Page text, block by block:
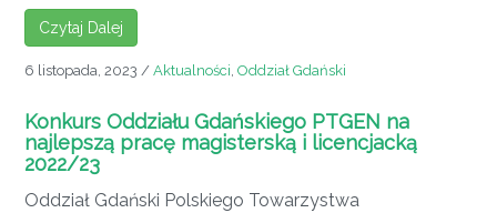
Czytaj Dalej
6 listopada, 2023 / Aktualności, Oddział Gdański
Konkurs Oddziału Gdańskiego PTGEN na
najlepszą pracę magisterską i licencjacką
2022/23
Oddział Gdański Polskiego Towarzystwa